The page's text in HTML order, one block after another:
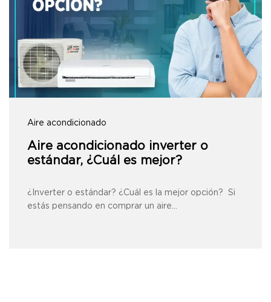
Aire acondicionado
Aire acondicionado inverter o
estándar, ¿Cuál es mejor?
¿Inverter o estándar? ¿Cuál es la mejor opción? Si
estás pensando en comprar un aire…